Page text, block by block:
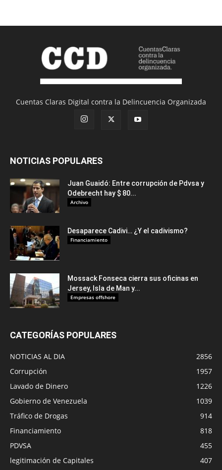
Cuentas Claras Digital contra la Delincuencia Organizada
NOTICIAS POPULARES
Juan Guaidó: Entre corrupción de Pdvsa y
Odebrecht hay $ 80...
Archivo
Desaparece Cadivi… ¿Y el cadivismo?
Financiamiento
Mossack Fonseca cierra sus oficinas en
Jersey, Isla de Man y...
Empresas offshore
CATEGORÍAS POPULARES
NOTICIAS AL DIA
2856
Corrupción
1957
Lavado de Dinero
1226
Gobierno de Venezuela
1039
Tráfico de Drogas
914
Financiamiento
818
PDVSA
455
legitimación de Capitales
407